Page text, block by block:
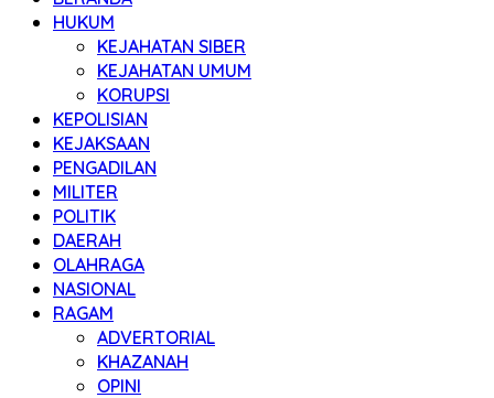
HUKUM
KEJAHATAN SIBER
KEJAHATAN UMUM
KORUPSI
KEPOLISIAN
KEJAKSAAN
PENGADILAN
MILITER
POLITIK
DAERAH
OLAHRAGA
NASIONAL
RAGAM
ADVERTORIAL
KHAZANAH
OPINI